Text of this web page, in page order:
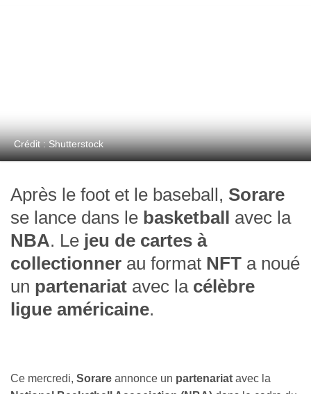
Crédit : Shutterstock
Après le foot et le baseball, Sorare
se lance dans le basketball
avec la
NBA. Le jeu de cartes à
collectionner au format NFT a noué
un partenariat avec la célèbre
ligue américaine.
Ce mercredi, Sorare annonce un partenariat avec la